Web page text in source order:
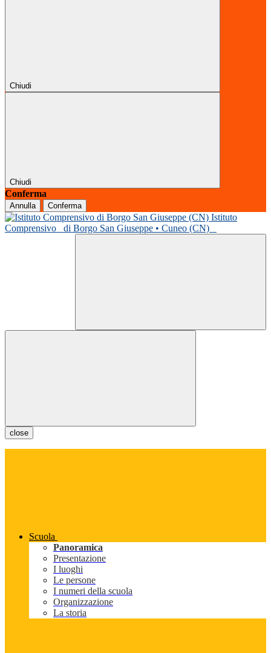
Chiudi
Chiudi
Conferma
Annulla Conferma
Istituto
Comprensivo
di Borgo San Giuseppe • Cuneo (CN)
close
Scuola
Panoramica
Presentazione
I luoghi
Le persone
I numeri della scuola
Organizzazione
La storia